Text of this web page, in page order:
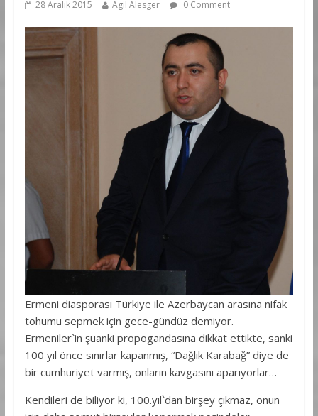
28 Aralık 2015 Agil Alesger 0 Comment
Ermeni diasporası Türkiye ile Azerbaycan arasına nifak
tohumu sepmek için gece-gündüz demiyor.
Ermeniler`in şuanki propogandasına dikkat ettikte, sanki
100 yıl önce sınırlar kapanmış, “Dağlık Karabağ” diye de
bir cumhuriyet varmış, onların kavgasını aparıyorlar…
Kendileri de biliyor ki, 100.yıl`dan birşey çıkmaz, onun